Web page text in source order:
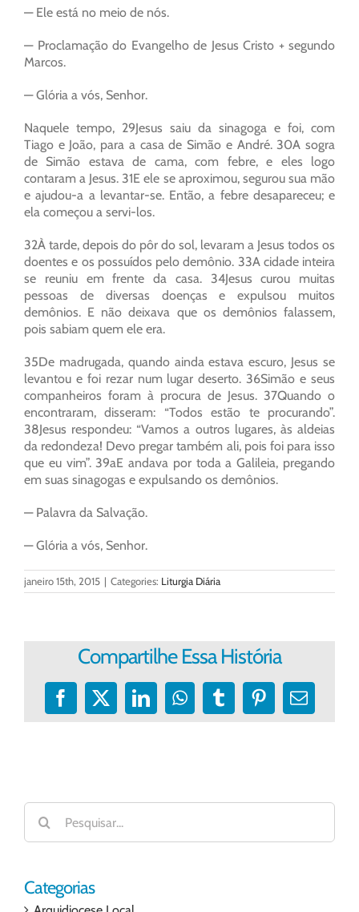
— Ele está no meio de nós.
— Proclamação do Evangelho de Jesus Cristo + segundo
Marcos.
— Glória a vós, Senhor.
Naquele tempo, 29Jesus saiu da sinagoga e foi, com
Tiago e João, para a casa de Simão e André. 30A sogra
de Simão estava de cama, com febre, e eles logo
contaram a Jesus. 31E ele se aproximou, segurou sua mão
e ajudou-a a levantar-se. Então, a febre desapareceu; e
ela começou a servi-los.
32À tarde, depois do pôr do sol, levaram a Jesus todos os
doentes e os possuídos pelo demônio. 33A cidade inteira
se reuniu em frente da casa. 34Jesus curou muitas
pessoas de diversas doenças e expulsou muitos
demônios. E não deixava que os demônios falassem,
pois sabiam quem ele era.
35De madrugada, quando ainda estava escuro, Jesus se
levantou e foi rezar num lugar deserto. 36Simão e seus
companheiros foram à procura de Jesus. 37Quando o
encontraram, disseram: “Todos estão te procurando”.
38Jesus respondeu: “Vamos a outros lugares, às aldeias
da redondeza! Devo pregar também ali, pois foi para isso
que eu vim”. 39aE andava por toda a Galileia, pregando
em suas sinagogas e expulsando os demônios.
— Palavra da Salvação.
— Glória a vós, Senhor.
janeiro 15th, 2015 | Categories: Liturgia Diária
Compartilhe Essa História
Facebook
X LinkedInWhatsApp
TumblrPinterest
E-
Buscar
resultados
para:
Categorias